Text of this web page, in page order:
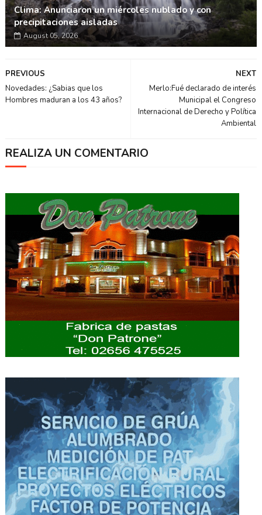
Clima: Anunciaron un miércoles nublado y con
precipitaciones aisladas
August 05, 2026
NEXT
Merlo:Fué declarado de interés
Municipal el Congreso
Internacional de Derecho y Política
Ambiental
PREVIOUS
Novedades: ¿Sabias que los
Hombres maduran a los 43 años?
REALIZA UN COMENTARIO